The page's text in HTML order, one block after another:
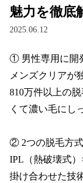
魅力を徹底
2025.06.12
① 男性専用に開
メンズクリアが
810万件以上の
くて濃い毛にし
② 2つの脱毛方
IPL（熱破壊式
掛け合わせた技